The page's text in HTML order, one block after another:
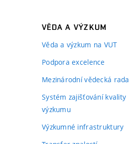
VĚDA A VÝZKUM
Věda a výzkum na VUT
Podpora excelence
Mezinárodní vědecká rada
Systém zajišťování kvality
výzkumu
Výzkumné infrastruktury